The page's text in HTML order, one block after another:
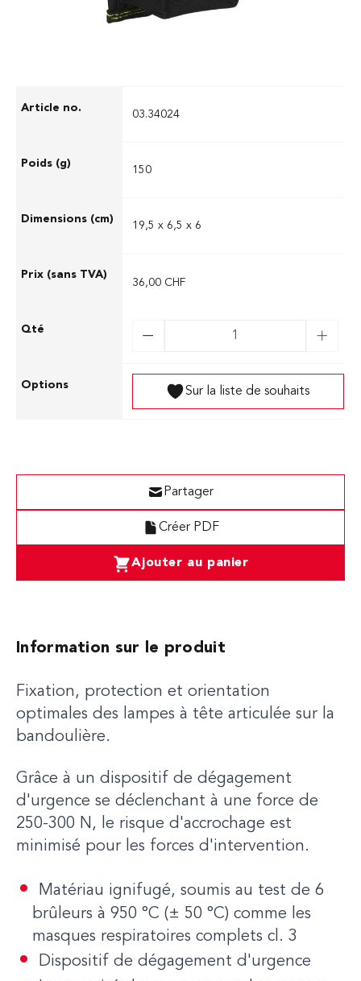
03.34024
150
19,5 x 6,5 x 6
36,00 CHF
Sur la liste de souhaits
Ajouter au panier
Créer PDF
Partager
Information sur le produit
Fixation, protection et orientation
optimales des lampes à tête articulée sur la
bandoulière.
Grâce à un dispositif de dégagement
d'urgence se déclenchant à une force de
250-300 N, le risque d'accrochage est
minimisé pour les forces d'intervention.
Matériau ignifugé, soumis au test de 6
brûleurs à 950 °C (± 50 °C) comme les
masques respiratoires complets cl. 3
Dispositif de dégagement d'urgence